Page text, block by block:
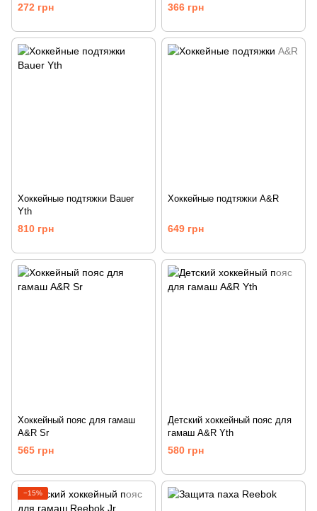
272 грн 366 грн
Хоккейные подтяжки Bauer
Yth
810 грн
Хоккейные подтяжки A&R
649 грн
Хоккейный пояс для гамаш
A&R Sr
565 грн
Детский хоккейный пояс для
гамаш A&R Yth
580 грн
−15%